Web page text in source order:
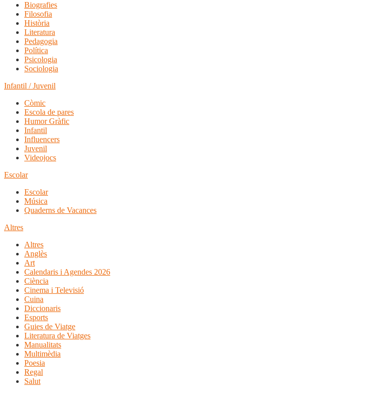
Biografies
Filosofia
Història
Literatura
Pedagogia
Política
Psicologia
Sociologia
Infantil / Juvenil
Còmic
Escola de pares
Humor Gràfic
Infantil
Influencers
Juvenil
Videojocs
Escolar
Escolar
Música
Quaderns de Vacances
Altres
Altres
Anglès
Art
Calendaris i Agendes 2026
Ciència
Cinema i Televisió
Cuina
Diccionaris
Esports
Guies de Viatge
Literatura de Viatges
Manualitats
Multimèdia
Poesia
Regal
Salut